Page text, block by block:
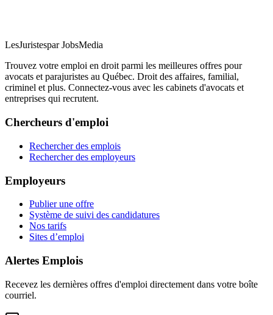
LesJuristespar JobsMedia
Trouvez votre emploi en droit parmi les meilleures offres pour
avocats et parajuristes au Québec. Droit des affaires, familial,
criminel et plus. Connectez-vous avec les cabinets d'avocats et
entreprises qui recrutent.
Chercheurs d'emploi
Rechercher des emplois
Rechercher des employeurs
Employeurs
Publier une offre
Système de suivi des candidatures
Nos tarifs
Sites d’emploi
Alertes Emplois
Recevez les dernières offres d'emploi directement dans votre boîte
courriel.